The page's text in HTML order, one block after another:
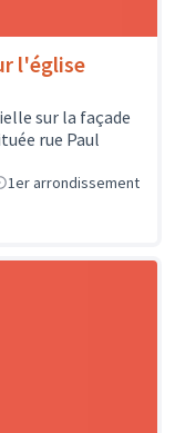
l'église
sur la façade
rue Paul
1er arrondissement